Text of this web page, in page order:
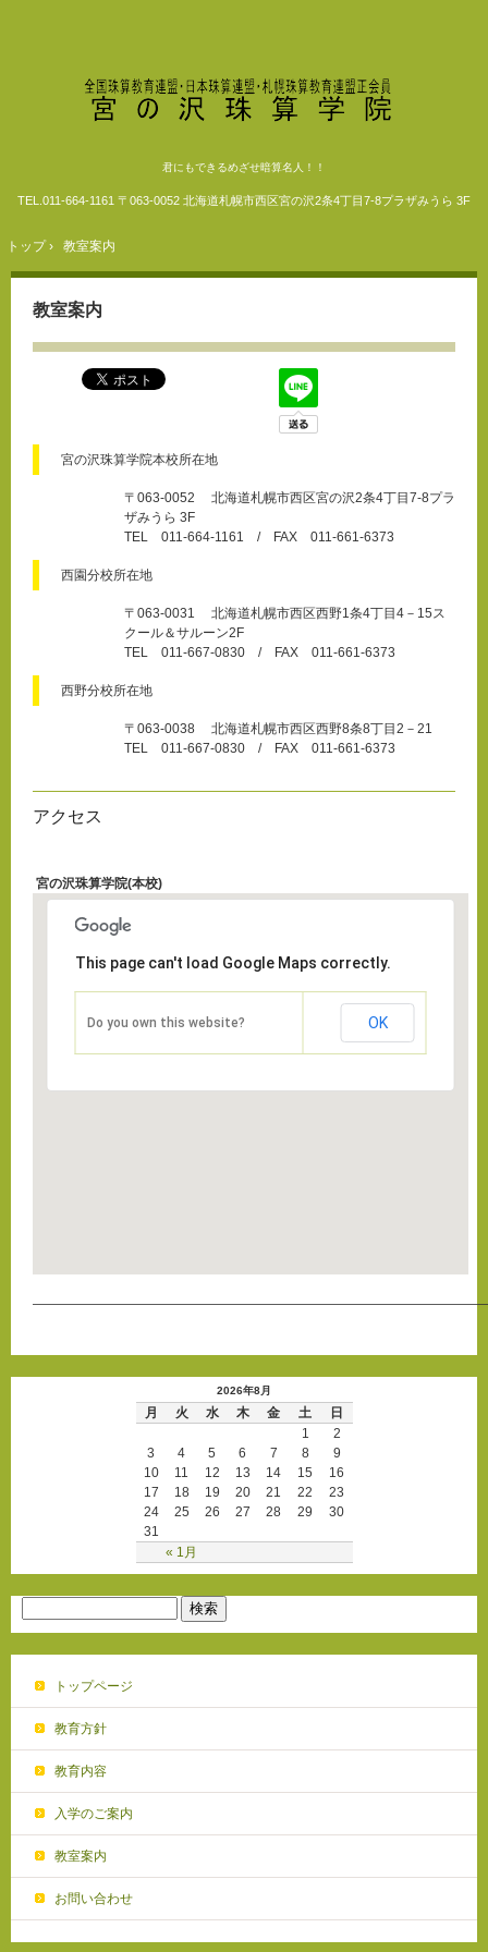
君にもできるめざせ暗算名人！！
TEL. 011-664-1161 〒063-0052 北海道札幌市西区宮の沢2条4丁目7-8プラザみうら 3F
トップ› 教室案内
教室案内
宮の沢珠算学院本校所在地
〒063-0052 北海道札幌市西区宮の沢2条4丁目7-8プラ
ザみうら 3F
TEL 011-664-1161 / FAX 011-661-6373
西園分校所在地
〒063-0031 北海道札幌市西区西野1条4丁目4－15ス
クール＆サルーン2F
TEL 011-667-0830 / FAX 011-661-6373
西野分校所在地
〒063-0038 北海道札幌市西区西野8条8丁目2－21
TEL 011-667-0830 / FAX 011-661-6373
アクセス
宮の沢珠算学院(本校)
This page can't load Google Maps correctly.
Do you own this website? OK
2026年8月
月 火 水 木 金 土 日
« 1月
1
2
3
4 5 6 7 8
9
10
11 12 13 14 15
16
17
18 19 20 21 22
23
24
25 26 27 28 29
30
31
トップページ
教育方針
教育内容
入学のご案内
教室案内
お問い合わせ